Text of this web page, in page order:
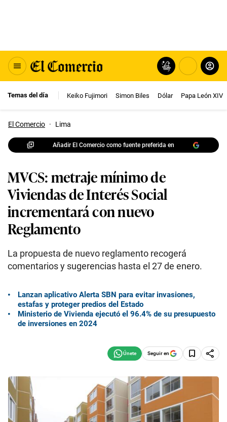
Temas del día Keiko Fujimori Simon Biles Dólar Papa León XIV
El Comercio · Lima
Añadir El Comercio como fuente preferida en
MVCS: metraje mínimo de
Viviendas de Interés Social
incrementará con nuevo
Reglamento
La propuesta de nuevo reglamento recogerá
comentarios y sugerencias hasta el 27 de enero.
Lanzan aplicativo Alerta SBN para evitar invasiones,
estafas y proteger predios del Estado
Ministerio de Vivienda ejecutó el 96.4% de su presupuesto
de inversiones en 2024
Seguir en